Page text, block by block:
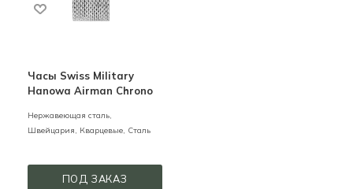
Часы Swiss Military
Hanowa Airman Chrono
Нержавеющая сталь,
Швейцария, Кварцевые, Сталь
ПОД ЗАКАЗ